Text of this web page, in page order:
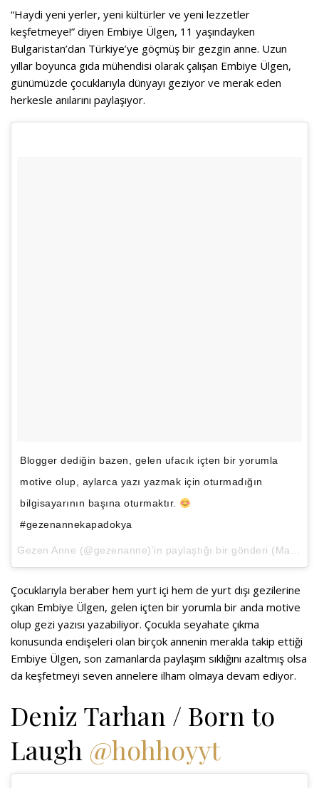
“Haydi yeni yerler, yeni kültürler ve yeni lezzetler
keşfetmeye!” diyen Embiye Ülgen, 11 yaşındayken
Bulgaristan’dan Türkiye’ye göçmüş bir gezgin anne. Uzun
yıllar boyunca gıda mühendisi olarak çalışan Embiye Ülgen,
günümüzde çocuklarıyla dünyayı geziyor ve merak eden
herkesle anılarını paylaşıyor.
Blogger dediğin bazen, gelen ufacık içten bir yorumla
motive olup, aylarca yazı yazmak için oturmadığın
bilgisayarının başına oturmaktır.
#gezenannekapadokya
Gezen Anne (@gezenanne)’in paylaştığı bir gönderi (May 4, 2018 at 5:35öö PDT
Çocuklarıyla beraber hem yurt içi hem de yurt dışı gezilerine
çıkan Embiye Ülgen, gelen içten bir yorumla bir anda motive
olup gezi yazısı yazabiliyor. Çocukla seyahate çıkma
konusunda endişeleri olan birçok annenin merakla takip ettiği
Embiye Ülgen, son zamanlarda paylaşım sıklığını azaltmış olsa
da keşfetmeyi seven annelere ilham olmaya devam ediyor.
Deniz Tarhan / Born to
Laugh @hohhoyyt